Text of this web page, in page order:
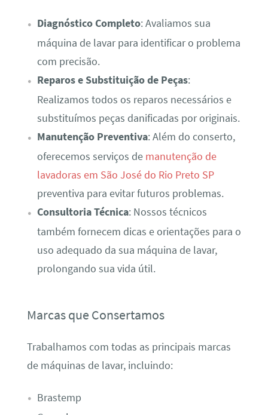
Diagnóstico Completo: Avaliamos sua
máquina de lavar para identificar o problema
com precisão.
Reparos e Substituição de Peças:
Realizamos todos os reparos necessários e
substituímos peças danificadas por originais.
Manutenção Preventiva: Além do conserto,
oferecemos serviços de manutenção de
lavadoras em São José do Rio Preto SP
preventiva para evitar futuros problemas.
Consultoria Técnica: Nossos técnicos
também fornecem dicas e orientações para o
uso adequado da sua máquina de lavar,
prolongando sua vida útil.
Marcas que Consertamos
Trabalhamos com todas as principais marcas
de máquinas de lavar, incluindo:
Brastemp